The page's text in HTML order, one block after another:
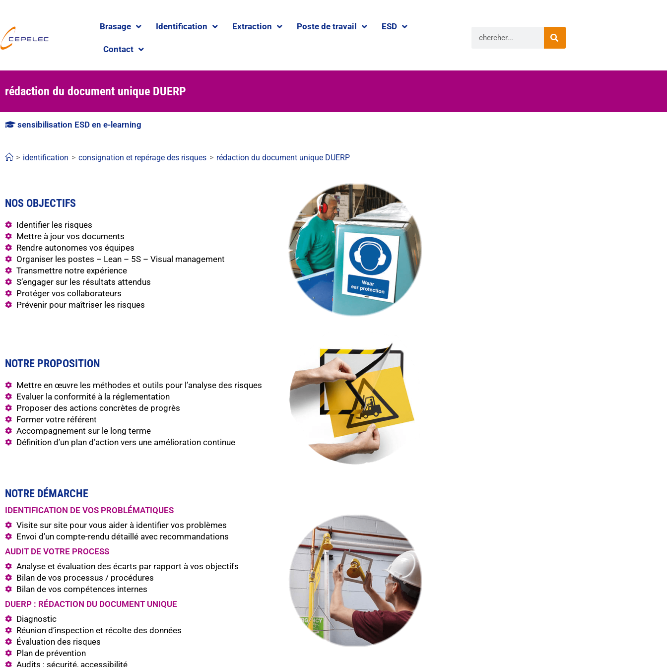
Brasage Identification Extraction Poste de travail ESD
Contact
rédaction du document unique DUERP
sensibilisation ESD en e-learning
> identification > consignation et repérage des risques > rédaction du document unique DUERP
NOS OBJECTIFS
Identifier les risques
Mettre à jour vos documents
Rendre autonomes vos équipes
Organiser les postes – Lean – 5S – Visual management
Transmettre notre expérience
S’engager sur les résultats attendus
Protéger vos collaborateurs
Prévenir pour maîtriser les risques
NOTRE PROPOSITION
Mettre en œuvre les méthodes et outils pour l’analyse des risques
Evaluer la conformité à la réglementation
Proposer des actions concrètes de progrès
Former votre référent
Accompagnement sur le long terme
Définition d’un plan d’action vers une amélioration continue
NOTRE DÉMARCHE
IDENTIFICATION DE VOS PROBLÉMATIQUES
Visite sur site pour vous aider à identifier vos problèmes
Envoi d’un compte-rendu détaillé avec recommandations
AUDIT DE VOTRE PROCESS
Analyse et évaluation des écarts par rapport à vos objectifs
Bilan de vos processus / procédures
Bilan de vos compétences internes
DUERP : RÉDACTION DU DOCUMENT UNIQUE
Diagnostic
Réunion d’inspection et récolte des données
Évaluation des risques
Plan de prévention
Audits : sécurité, accessibilité